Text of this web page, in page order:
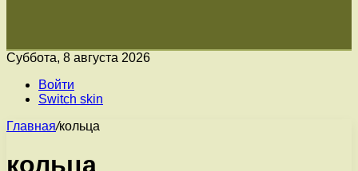
Суббота, 8 августа 2026
Войти
Switch skin
Главная/кольца
кольца